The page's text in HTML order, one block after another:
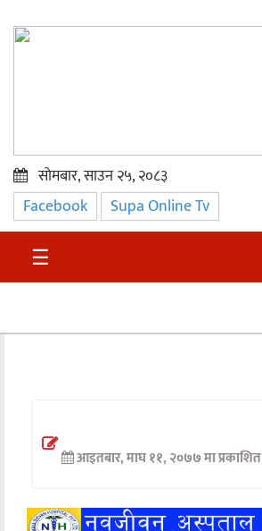
प्रमुख
समाचार
सुदुर
अन्तर्वार्ता
खेलकुद
सोमबार, साउन २५, २०८३
Facebook Supa Online Tv
☰
आइतबार, माघ ११, २०७७ मा प्रकाशित